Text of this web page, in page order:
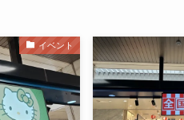
イベント